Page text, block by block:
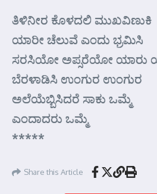
ತಿಳಿನೀರ ಕೊಳದಲಿ ಮುಖವಿಣುಕಿ
ಯಾರೀ ಚೆಲುವೆ ಎಂದು ಭ್ರಮಿಸಿ
ಸರಸಿಯೋ ಅಪ್ಸರೆಯೋ ಯಾರು
ಬೆರಳಾಡಿಸಿ ಉಂಗುರ ಉಂಗುರ
ಅಲೆಯೆಬ್ಬಿಸಿದರೆ ಸಾಕು ಒಮ್ಮೆ
ಎಂದಾದರು ಒಮ್ಮೆ
*****
Share this Article